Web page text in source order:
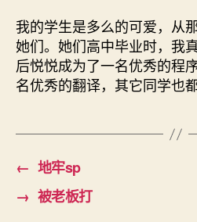
我的学生是多么的可爱，从
她们。她们高中毕业时，我
后悦悦成为了一名优秀的程
名优秀的翻译，其它同学也
← 地牢sp
→ 被老板打